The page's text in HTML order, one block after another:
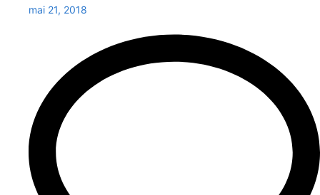
mai 21, 2018